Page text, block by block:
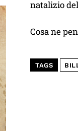
natalizio
Cosa ne
TAGS